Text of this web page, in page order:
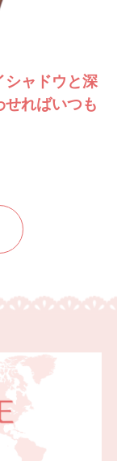
シャドウと深
せればいつも